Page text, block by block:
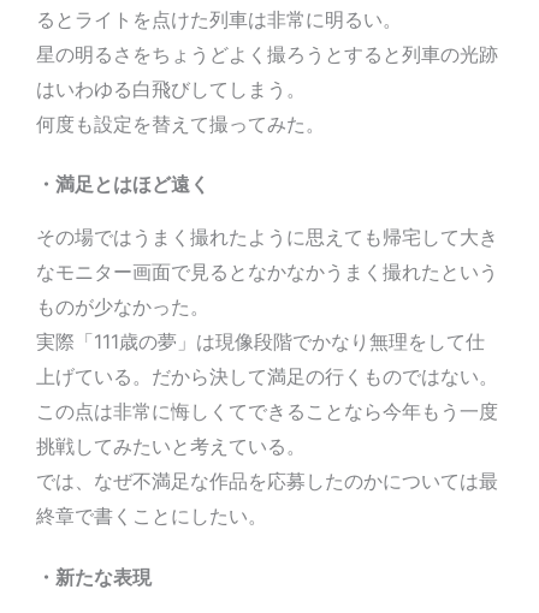
るとライトを点けた列車は非常に明るい。
星の明るさをちょうどよく撮ろうとすると列車の光跡
はいわゆる白飛びしてしまう。
何度も設定を替えて撮ってみた。
・満足とはほど遠く
その場ではうまく撮れたように思えても帰宅して大き
なモニター画面で見るとなかなかうまく撮れたという
ものが少なかった。
実際「111歳の夢」は現像段階でかなり無理をして仕
上げている。だから決して満足の行くものではない。
この点は非常に悔しくてできることなら今年もう一度
挑戦してみたいと考えている。
では、なぜ不満足な作品を応募したのかについては最
終章で書くことにしたい。
・新たな表現